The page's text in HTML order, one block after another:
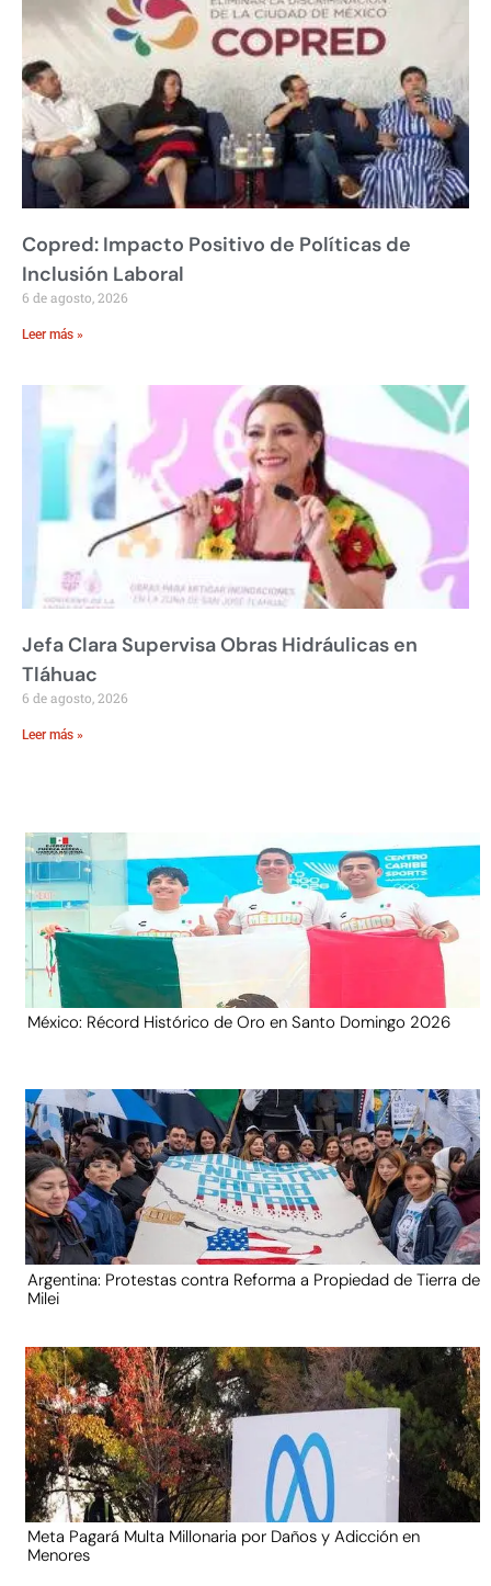
Copred: Impacto Positivo de Políticas de
Inclusión Laboral
6 de agosto, 2026
Leer más »
Jefa Clara Supervisa Obras Hidráulicas en
Tláhuac
6 de agosto, 2026
Leer más »
México: Récord Histórico de Oro en Santo Domingo 2026
Argentina: Protestas contra Reforma a Propiedad de Tierra de
Milei
Meta Pagará Multa Millonaria por Daños y Adicción en
Menores